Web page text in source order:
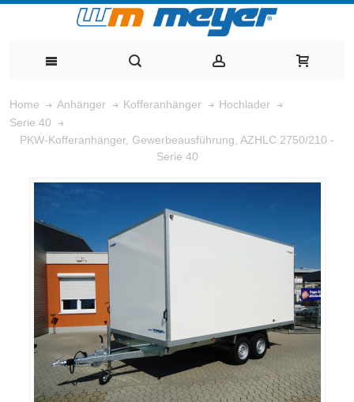
Home Anhänger Kofferanhänger
Hochlader
Serie 40
PKW-Kofferanhänger, Gewerbeausführung, AZHLC 2750/210 -
Serie 40